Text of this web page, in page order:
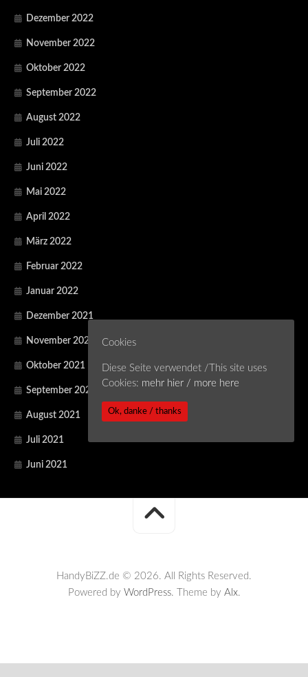
Dezember 2022
November 2022
Oktober 2022
September 2022
August 2022
Juli 2022
Juni 2022
Mai 2022
April 2022
März 2022
Februar 2022
Januar 2022
Dezember 2021
November 2021
Oktober 2021
September 2021
August 2021
Juli 2021
Juni 2021
HandyBiZZ.de © 2026. All Rights Reserved.
Powered by WordPress. Theme by Alx.
Cookies
Diese Seite verwendet /This site uses
Cookies: mehr hier / more here
Ok, danke / thanks